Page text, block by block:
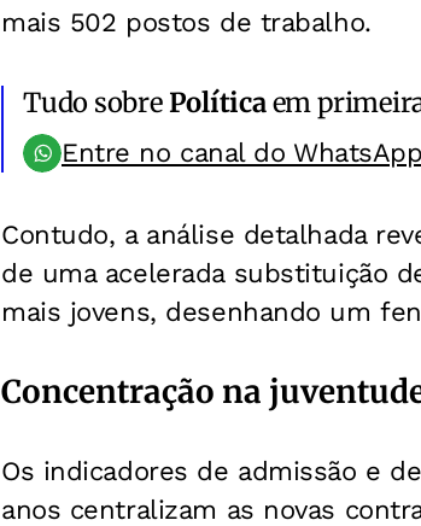
mais 502 postos de trabalho.
Tudo sobrePolíticaem
Entre no canal do
Contudo, a análise detalhada
de uma acelerada substituição
mais jovens, desenhando um
Concentração na
Os indicadores de admissão e
anos centralizam as novas